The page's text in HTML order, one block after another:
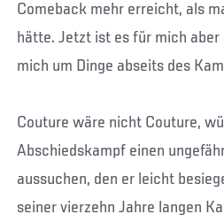
Comeback mehr erreicht, als
hätte. Jetzt ist es für mich
mich um Dinge abseits des
Couture wäre nicht Couture,
Abschiedskampf einen
aussuchen, den er leicht
seiner vierzehn Jahre langen